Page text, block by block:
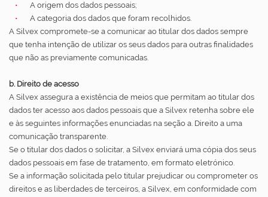
A origem dos dados pessoais;
A categoria dos dados que foram recolhidos.
A Silvex compromete-se a comunicar ao titular dos dados sempre
que tenha intenção de utilizar os seus dados para outras finalidades
que não as previamente comunicadas.
b. Direito de acesso
A Silvex assegura a existência de meios que permitam ao titular dos
dados ter acesso aos dados pessoais que a Silvex retenha sobre ele
e às seguintes informações enunciadas na seção a. Direito a uma
comunicação transparente.
Se o titular dos dados o solicitar, a Silvex enviará uma cópia dos seus
dados pessoais em fase de tratamento, em formato eletrónico.
Se a informação solicitada pelo titular prejudicar ou comprometer os
direitos e as liberdades de terceiros, a Silvex, em conformidade com